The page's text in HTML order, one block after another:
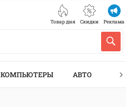
Товар дня Скидки Реклама
КОМПЬЮТЕРЫ АВТО